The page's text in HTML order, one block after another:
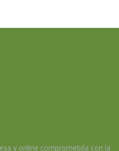
y online comprometida con la